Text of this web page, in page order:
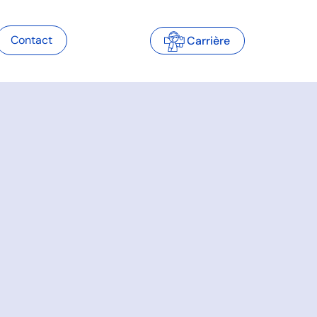
Contact Carrière